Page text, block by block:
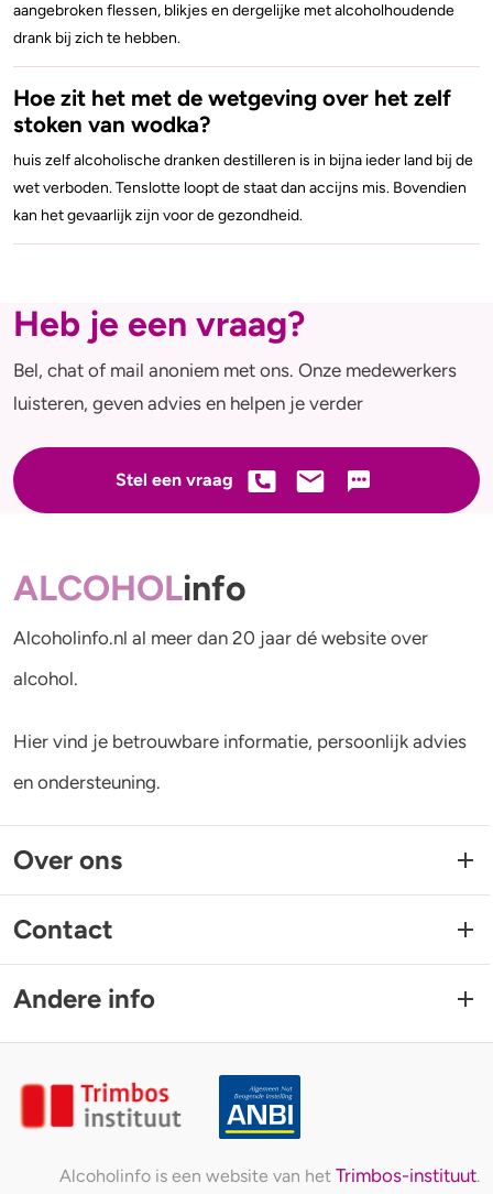
aangebroken flessen, blikjes en dergelijke met alcoholhoudende
drank bij zich te hebben.
Hoe zit het met de wetgeving over het zelf
stoken van wodka?
huis zelf alcoholische dranken destilleren is in bijna ieder land bij de
wet verboden. Tenslotte loopt de staat dan accijns mis. Bovendien
kan het gevaarlijk zijn voor de gezondheid.
Heb je een vraag?
Bel, chat of mail anoniem met ons. Onze medewerkers
luisteren, geven advies en helpen je verder
Stel een vraag
ALCOHOLinfo
Alcoholinfo.nl al meer dan 20 jaar dé website over
alcohol.
Hier vind je betrouwbare informatie, persoonlijk advies
en ondersteuning.
Over ons
Contact
Andere info
Alcoholinfo is een website van het Trimbos-instituut.